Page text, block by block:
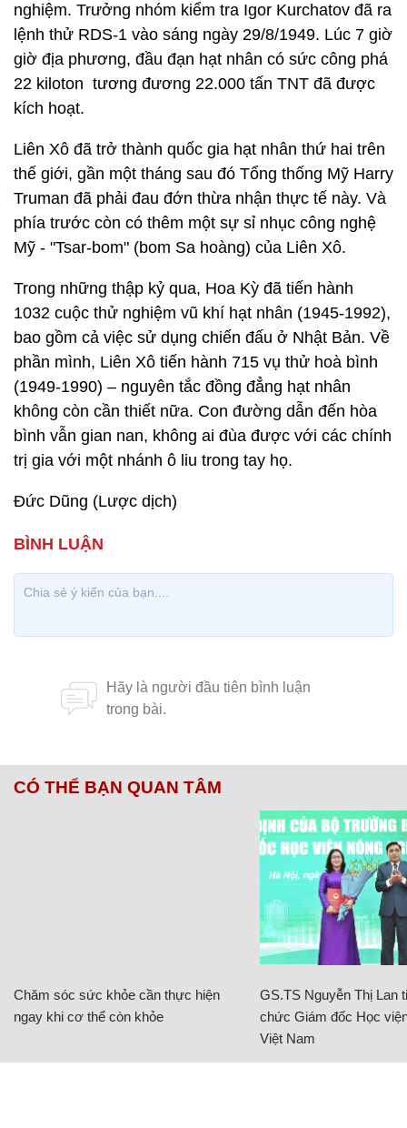
nghiệm. Trưởng nhóm kiểm tra Igor Kurchatov đã ra
lệnh thử RDS-1 vào sáng ngày 29/8/1949. Lúc 7 giờ
giờ địa phương, đầu đạn hạt nhân có sức công phá
22 kiloton tương đương 22.000 tấn TNT đã được
kích hoạt.
Liên Xô đã trở thành quốc gia hạt nhân thứ hai trên
thế giới, gần một tháng sau đó Tổng thống Mỹ Harry
Truman đã phải đau đớn thừa nhận thực tế này. Và
phía trước còn có thêm một sự sỉ nhục công nghệ
Mỹ - "Tsar-bom" (bom Sa hoàng) của Liên Xô.
Trong những thập kỷ qua, Hoa Kỳ đã tiến hành
1032 cuộc thử nghiệm vũ khí hạt nhân (1945-1992),
bao gồm cả việc sử dụng chiến đấu ở Nhật Bản. Về
phần mình, Liên Xô tiến hành 715 vụ thử hoà bình
(1949-1990) – nguyên tắc đồng đẳng hạt nhân
không còn cần thiết nữa. Con đường dẫn đến hòa
bình vẫn gian nan, không ai đùa được với các chính
trị gia với một nhánh ô liu trong tay họ.
Đức Dũng (Lược dịch)
CÓ THỂ BẠN QUAN TÂM
Chăm sóc sức khỏe cần thực hiện
ngay khi cơ thể còn khỏe
GS.TS Nguyễn Thị Lan
chức Giám đốc Học
Việt Nam